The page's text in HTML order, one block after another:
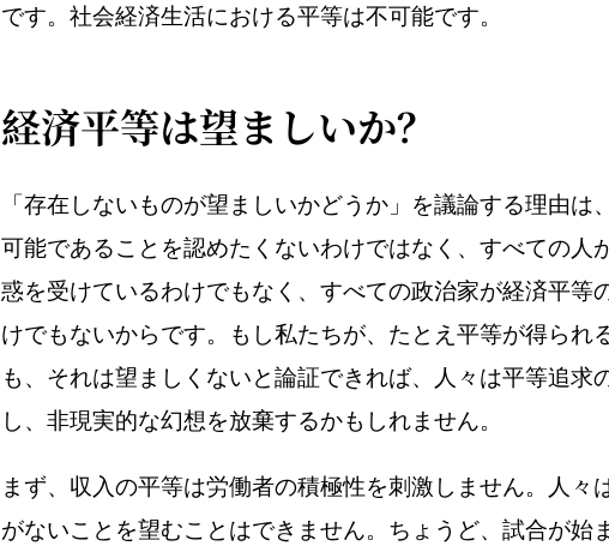
です。社会経済生活における平等は不可能です。
経済平等は望ましいか？
「存在しないものが望ましいかどうか」を議論する理由は
可能であることを認めたくないわけではなく、すべての人
惑を受けているわけでもなく、すべての政治家が経済平等
けでもないからです。もし私たちが、たとえ平等が得られ
も、それは望ましくないと論証できれば、人々は平等追求
し、非現実的な幻想を放棄するかもしれません。
まず、収入の平等は労働者の積極性を刺激しません。人々
がないことを望むことはできません。ちょうど、試合が始